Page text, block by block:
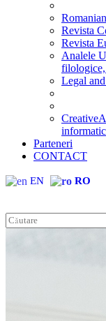
Revista
Revista
Analele
Legal
Parteneri
CONTACT
EN RO